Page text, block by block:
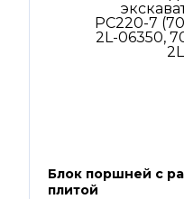
Блок поршней c
плитой